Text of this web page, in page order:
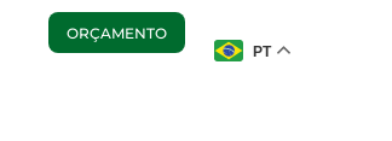
ORÇAMENTO
PT